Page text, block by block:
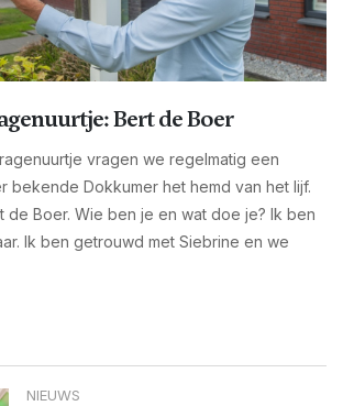
Bert de Boer
vragen we regelmatig een
bekende Dokkumer het hemd van het lijf.
de Boer. Wie ben je en wat doe je? Ik ben
Ik ben getrouwd met Siebrine en we
NIEUWS